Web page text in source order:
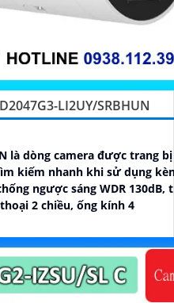
LI2UY/SRBHUN
là dòng camera được trang
kiếm nhanh khi sử dụng
ngược sáng WDR 130dB,
2 chiều, ống kính 4